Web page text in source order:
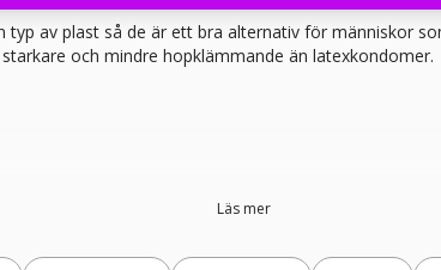
typ av plast så de är ett bra alternativ för människor
och mindre hopklämmande än latexkondomer.
Läs mer